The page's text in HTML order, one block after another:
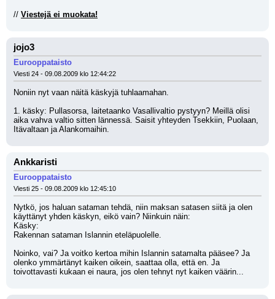
// Viestejä ei muokata!
jojo3
Eurooppataisto
Viesti 24 - 09.08.2009 klo 12:44:22
Noniin nyt vaan näitä käskyjä tuhlaamahan.
1. käsky: Pullasorsa, laitetaanko Vasallivaltio pystyyn? Meillä olisi
aika vahva valtio sitten lännessä. Saisit yhteyden Tsekkiin, Puolaan,
Itävaltaan ja Alankomaihin.
Ankkaristi
Eurooppataisto
Viesti 25 - 09.08.2009 klo 12:45:10
Nytkö, jos haluan sataman tehdä, niin maksan satasen siitä ja olen
käyttänyt yhden käskyn, eikö vain? Niinkuin näin:
Käsky:
Rakennan sataman Islannin eteläpuolelle.
Noinko, vai? Ja voitko kertoa mihin Islannin satamalta pääsee? Ja
olenko ymmärtänyt kaiken oikein, saattaa olla, että en. Ja
toivottavasti kukaan ei naura, jos olen tehnyt nyt kaiken väärin...